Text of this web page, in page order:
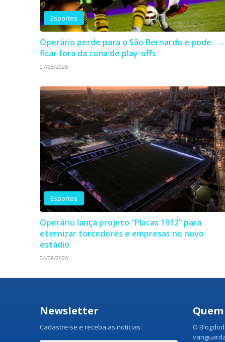
Esportes
Operário perde para o São Bernardo e pode
ficar fora da zona de play-offs
07/08/2026
Esportes
Operário lança projeto “Placas 1912” para
eternizar torcedores e empresas no novo
estádio
04/08/2026
Newsletter
Cadastre-se e receba as notícias.
O